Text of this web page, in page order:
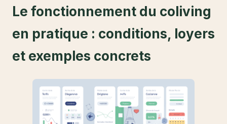
Le fonctionnement du coliving
en pratique : conditions, loyers
et exemples concrets